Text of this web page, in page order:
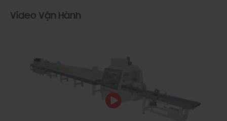
Video Vận Hành